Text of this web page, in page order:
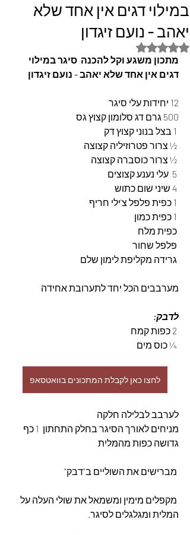
במילוי דגים אין אחד שלא
יאהב - נועם זיגדון
דירוג של NaN מתוך 5 כוכבים
מתכון משגע וקל להכנה  סיגר במילוי
דגים אין אחד שלא יאהב - נועם זיגדון
12 יחידות עלי סיגר
500 גרם דג סלומון קצוץ גס
מערבבים הכל יחד לתערובת אחידה
לדבק:
לחצו כאן לקבלת המתכונים בוואטסאפ
לערבב לבלילה חלקה
מניחים לאורך הסיגר בחלק התחתון  1 כף
גדושה כפות מהמלית
מברישים את השוליים ב"דבק"
מקפלים מימין ומשמאל את שולי העלה על
המלית ומגלגלים לסיגר.